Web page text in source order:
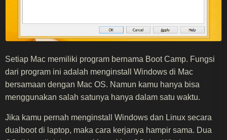
Setiap Mac memiliki program bernama Boot Camp. Fungsi
dari program ini adalah menginstall Windows di Mac
bersamaan dengan Mac OS. Namun kamu hanya bisa
menggunakan salah satunya hanya dalam satu waktu.
Jika kamu pernah menginstall Windows dan Linux secara
dualboot di laptop, maka cara kerjanya hampir sama. Dua